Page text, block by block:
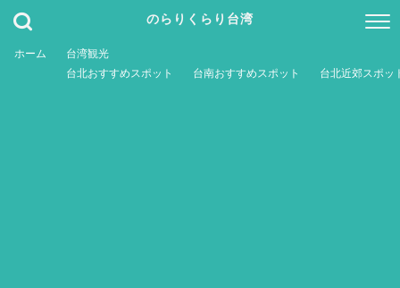
のらりくらり台湾
ホーム
台湾観光
台北おすすめスポット
台南おすすめスポット 台北近郊スポッ